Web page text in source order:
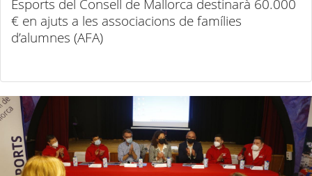
Esports del Consell de Mallorca destinarà 60.000
€ en ajuts a les associacions de famílies
d’alumnes (AFA)